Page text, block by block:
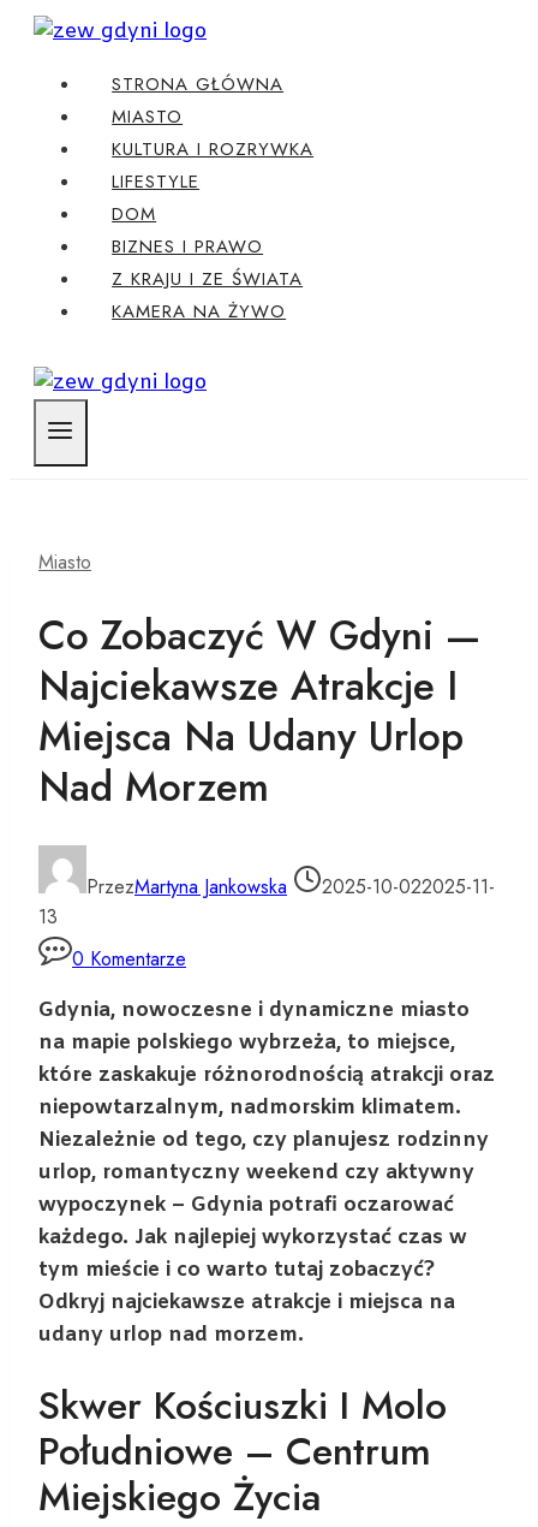
Przejdź
treści
STRONA GŁÓWNA
MIASTO
KULTURA I ROZRYWKA
LIFESTYLE
DOM
BIZNES I PRAWO
Z KRAJU I ZE ŚWIATA
KAMERA NA ŻYWO
Miasto
Co Zobaczyć W Gdyni —
Najciekawsze Atrakcje I
Miejsca Na Udany Urlop
Nad Morzem
PrzezMartyna Jankowska 2025-10-022025-11-
13
0 Komentarze
Gdynia, nowoczesne i dynamiczne miasto
na mapie polskiego wybrzeża, to miejsce,
które zaskakuje różnorodnością atrakcji oraz
niepowtarzalnym, nadmorskim klimatem.
Niezależnie od tego, czy planujesz rodzinny
urlop, romantyczny weekend czy aktywny
wypoczynek – Gdynia potrafi oczarować
każdego. Jak najlepiej wykorzystać czas w
tym mieście i co warto tutaj zobaczyć?
Odkryj najciekawsze atrakcje i miejsca na
udany urlop nad morzem.
Skwer Kościuszki I Molo
Południowe – Centrum
Miejskiego Życia